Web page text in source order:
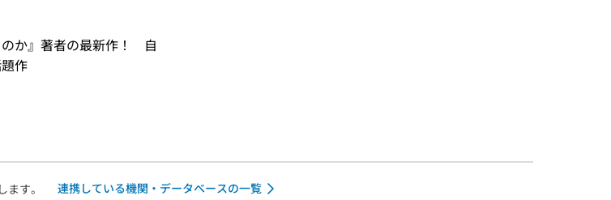
か』著者の最新作！　自
作
す。
連携している機関・データベースの一覧